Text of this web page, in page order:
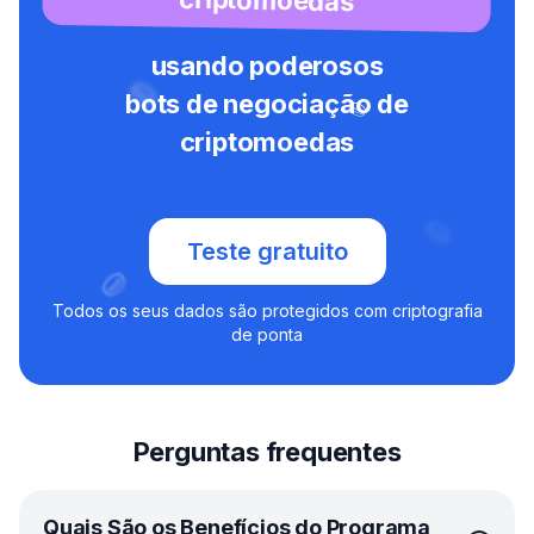
usando poderosos
bots de negociação de
criptomoedas
Teste gratuito
Todos os seus dados são protegidos com criptografia
de ponta
Perguntas frequentes
Quais São os Benefícios do Programa